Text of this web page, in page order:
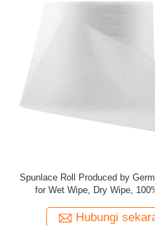
Tisu Kering 100% Viscose
Nonwoven Fabric Untuk
Hubungi